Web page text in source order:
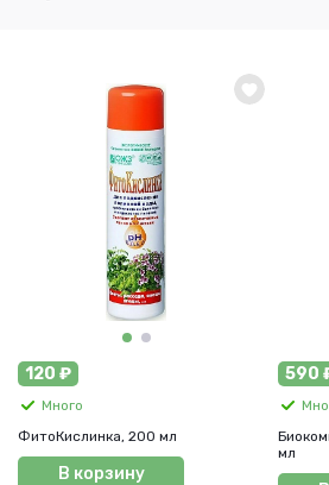
120 ₽
Много
ФитоКислинка, 200 мл
В корзину
590
мл